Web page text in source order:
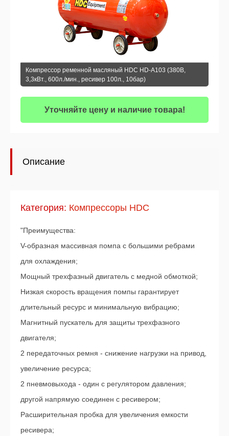
Компрессор ременной масляный HDC HD-A103 (380В,
3,3кВт., 600л./мин., ресивер 100л., 10бар)
Уточняйте цену и наличие товара!
Описание
Категория: Компрессоры HDC
"Преимущества:
V-образная массивная помпа с большими ребрами
для охлаждения;
Мощный трехфазный двигатель с медной обмоткой;
Низкая скорость вращения помпы гарантирует
длительный ресурс и минимальную вибрацию;
Магнитный пускатель для защиты трехфазного
двигателя;
2 передаточных ремня - снижение нагрузки на привод,
увеличение ресурса;
2 пневмовыхода - один с регулятором давления;
другой напрямую соединен с ресивером;
Расширительная пробка для увеличения емкости
ресивера;